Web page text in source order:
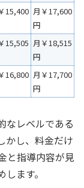
15,400 月￥17,600
円
15,505 月￥18,515
円
16,800 月￥17,700
円
なレベルである
かし、料金だけ
と指導内容が見
ます。